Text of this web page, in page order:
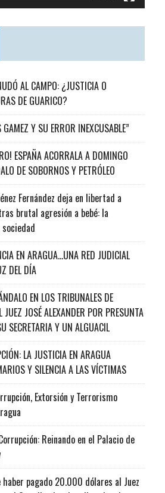
AL CAMPO: ¿JUSTICIA O
DE GUARICO?
Y SU ERROR INEXCUSABLE”
ESPAÑA ACORRALA A DOMINGO
DE SOBORNOS Y PETRÓLEO
Fernández deja en libertad a
brutal agresión a bebé: la
EN ARAGUA…UNA RED JUDICIAL
DEL DÍA
EN LOS TRIBUNALES DE
JUEZ JOSÉ ALEXANDER POR PRESUNTA
SECRETARIA Y UN ALGUACIL
LA JUSTICIA EN ARAGUA
Y SILENCIA A LAS VÍCTIMAS
Extorsión y Terrorismo
Reinando en el Palacio de
haber pagado 20.000 dólares al Juez